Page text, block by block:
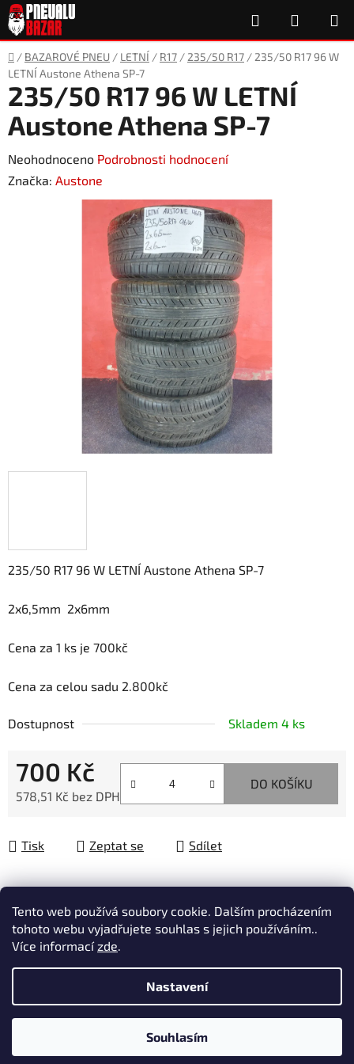
Tento web používá soubory cookie. Dalším procházením
tohoto webu vyjadřujete souhlas s jejich používáním..
Více informacízde.
Nastavení
Souhlasím
Přejít
na
obsah
Hledat
KOŠÍK
Domů
/ BAZAROVÉ PNEU / LETNÍ / R17 / 235/50 R17 / 235/50 R17 96 W
LETNÍ Austone Athena SP-7
235/50 R17 96 W LETNÍ Austone Athena SP-7
2x6,5mm 2x6mm
Cena za 1 ks je 700kč
Cena za celou sadu 2.800kč
Dostupnost Skladem 4 ks
700 Kč
578,51 Kč bez DPH
DO KOŠÍKU
Tisk Zeptat se Sdílet
235/50 R17 96 W LETNÍ
Austone Athena SP-7
Průměrné
hodnocení
Neohodnoceno Podrobnosti hodnocení
Značka: Austone
Popis
Diskuze
Pneualubazar.cz
vyhrazena.